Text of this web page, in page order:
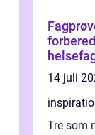
14 juli
Tre som